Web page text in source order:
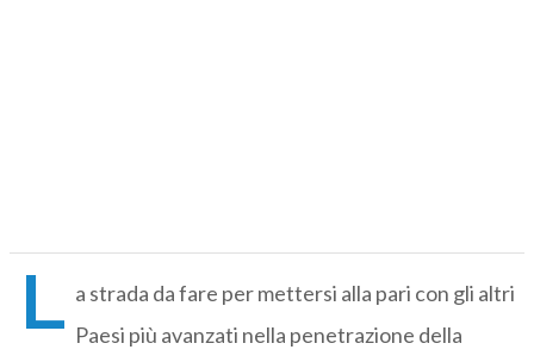
L a strada da fare per mettersi alla pari con gli altri
Paesi più avanzati nella penetrazione della